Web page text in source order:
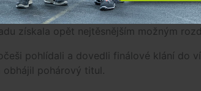
statečně vzdorovala a znovu se
získala opět nejtěsnějším možným
pohlídali a dovedli finálové klání do
pohárový titul.